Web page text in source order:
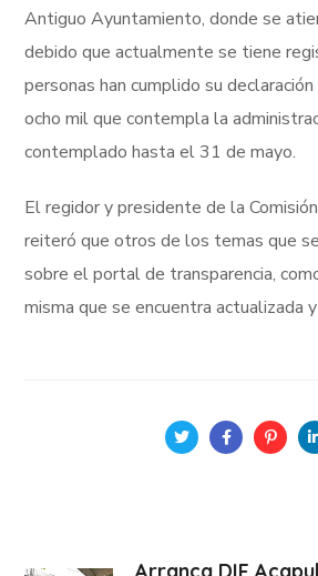
Antiguo Ayuntamiento, donde se
debido que actualmente se tiene
personas han cumplido su
ocho mil que contempla la
contemplado hasta el 31 de mayo.
El regidor y presidente de la
reiteró que otros de los temas que
sobre el portal de transparencia,
misma que se encuentra actualizada